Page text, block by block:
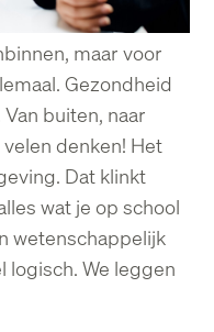
maar voor
Gezondheid
buiten, naar
velen denken! Het
Dat klinkt
wat je op school
wetenschappelijk
logisch. We leggen